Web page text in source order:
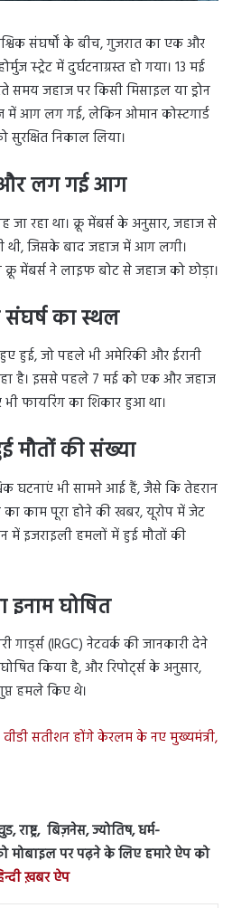
संघर्षों के बीच, गुजरात का एक और
स्ट्रेट में दुर्घटनाग्रस्त हो गया। 13 मई
समय जहाज पर किसी मिसाइल या ड्रोन
में आग लग गई, लेकिन ओमान कोस्टगार्ड
सुरक्षित निकाल लिया।
लग गई आग
जा रहा था। क्रू मेंबर्स के अनुसार, जहाज से
थी, जिसके बाद जहाज में आग लगी।
मेंबर्स ने लाइफ बोट से जहाज को छोड़ा।
संघर्ष का स्थल
हुई, जो पहले भी अमेरिकी और ईरानी
है। इससे पहले 7 मई को एक और जहाज
फायरिंग का शिकार हुआ था।
मौतों की संख्या
घटनाएं भी सामने आई हैं, जैसे कि तेहरान
का काम पूरा होने की खबर, यूरोप में जेट
में इजराइली हमलों में हुई मौतों की
इनाम घोषित
गार्ड्स (IRGC) नेटवर्क की जानकारी देने
किया है, और रिपोर्ट्स के अनुसार,
हमले किए थे।
वीडी सतीशन होंगे केरलम के नए मुख्यमंत्री,
राष्ट्र, बिज़नेस, ज्योतिष, धर्म-
मोबाइल पर पढ़ने के लिए हमारे ऐप को
ख़बर ऐप